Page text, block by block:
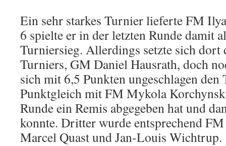
Ein sehr starkes Turnier lieferte FM
6 spielte er in der letzten Runde damit
Turniersieg. Allerdings setzte sich dort
Turniers, GM Daniel Hausrath, doch
sich mit 6,5 Punkten ungeschlagen den
Punktgleich mit FM Mykola
Runde ein Remis abgegeben hat und
konnte. Dritter wurde entsprechend
Marcel Quast und Jan-Louis Wichtrup.